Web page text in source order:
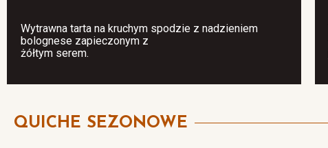
Wytrawna tarta na kruchym spodzie z nadzieniem
bolognese zapieczonym z
żółtym serem.
QUICHE SEZONOWE